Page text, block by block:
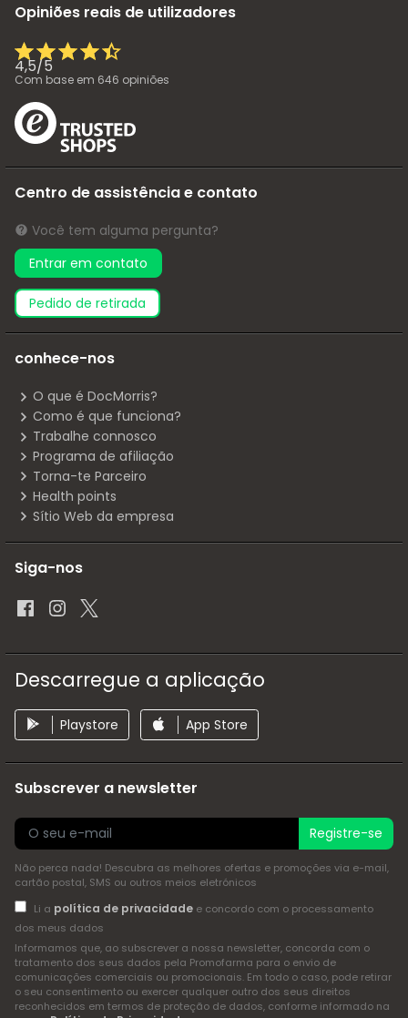
Opiniões reais de utilizadores
4,5/5
Com base em 646 opiniões
Centro de assistência e contato
Você tem alguma pergunta?
Entrar em contato
pedido de retirada
conhece-nos
O que é DocMorris?
Como é que funciona?
Trabalhe connosco
Programa de afiliação
Torna-te Parceiro
Health points
Sítio Web da empresa
Siga-nos
Descarregue a aplicação
Playstore App Store
Subscrever a newsletter
Registre-se
Não perca nada! Descubra as melhores ofertas e promoções via e-mail,
cartão postal, SMS ou outros meios eletrónicos
Li a política de privacidadee concordo com o processamento
dos meus dados
Informamos que, ao subscrever a nossa newsletter, concorda com o
tratamento dos seus dados pela Promofarma para o envio de
comunicações comerciais ou promocionais. Em todo o caso, pode retirar
o seu consentimento ou exercer qualquer outro dos seus direitos
reconhecidos em termos de proteção de dados, conforme informado na